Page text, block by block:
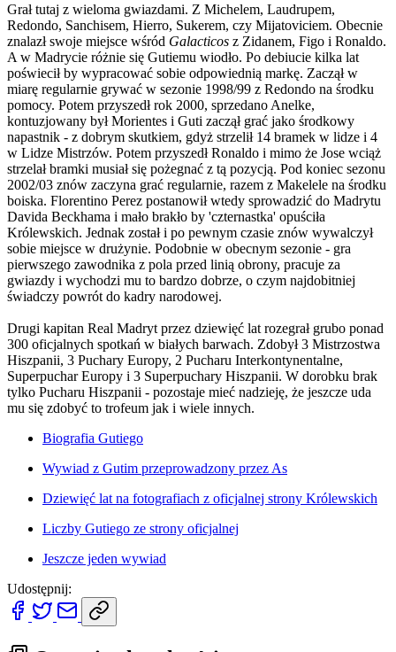
Grał tutaj z wieloma gwiazdami. Z Michelem, Laudrupem,
Redondo, Sanchisem, Hierro, Sukerem, czy Mijatoviciem. Obecnie
znalazł swoje miejsce wśród Galacticos z Zidanem, Figo i Ronaldo.
A w Madrycie różnie się Gutiemu wiodło. Po debiucie kilka lat
poświecił by wypracować sobie odpowiednią markę. Zaczął w
miarę regularnie grywać w sezonie 1998/99 z Redondo na środku
pomocy. Potem przyszedł rok 2000, sprzedano Anelke,
kontuzjowany był Morientes i Guti zaczął grać jako środkowy
napastnik - z dobrym skutkiem, gdyż strzelił 14 bramek w lidze i 4
w Lidze Mistrzów. Potem przyszedł Ronaldo i mimo że Jose wciąż
strzelał bramki musiał się pożegnać z tą pozycją. Pod koniec sezonu
2002/03 znów zaczyna grać regularnie, razem z Makelele na środku
boiska. Florentino Perez postanowił wtedy sprowadzić do Madrytu
Davida Beckhama i mało brakło by 'czternastka' opuściła
Królewskich. Jednak został i po pewnym czasie znów wywalczył
sobie miejsce w drużynie. Podobnie w obecnym sezonie - gra
pierwszego zawodnika z pola przed linią obrony, pracuje za
gwiazdy i wychodzi mu to bardzo dobrze, o czym najdobitniej
świadczy powrót do kadry narodowej.
Drugi kapitan Real Madryt przez dziewięć lat rozegrał grubo ponad
300 oficjalnych spotkań w białych barwach. Zdobył 3 Mistrzostwa
Hiszpanii, 3 Puchary Europy, 2 Pucharu Interkontynentalne,
Superpuchar Europy i 3 Superpuchary Hiszpanii. W dorobku brak
tylko Pucharu Hiszpanii - pozostaje mieć nadzieję, że jeszcze uda
mu się zdobyć to trofeum jak i wiele innych.
Biografia Gutiego
Wywiad z Gutim przeprowadzony przez As
Dziewięć lat na fotografiach z oficjalnej strony Królewskich
Liczby Gutiego ze strony oficjalnej
Jeszcze jeden wywiad
Udostępnij: